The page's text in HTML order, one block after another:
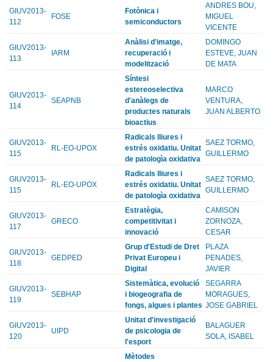
GIUV2013-
112
FOSE
Fotònica i
semiconductors
ANDRES BOU,
MIGUEL
VICENTE
GIUV2013-
113
IARM
Anàlisi d'imatge,
recuperació i
modelització
DOMINGO
ESTEVE, JUAN
DE MATA
GIUV2013-
114
SEAPNB
Síntesi
estereoselectiva
d'anàlegs de
productes naturals
bioactius
MARCO
VENTURA,
JUAN ALBERTO
GIUV2013-
115
RL-EO-UPOX
Radicals lliures i
estrés oxidatiu. Unitat
de patologìa oxidativa
SAEZ TORMO,
GUILLERMO
GIUV2013-
115
RL-EO-UPOX
Radicals lliures i
estrés oxidatiu. Unitat
de patologìa oxidativa
SAEZ TORMO,
GUILLERMO
GIUV2013-
117
GRECO
Estratègia,
competitivitat i
innovació
CAMISON
ZORNOZA,
CESAR
GIUV2013-
118
GEDPED
Grup d'Estudi de Dret
Privat Europeu i
Digital
PLAZA
PENADES,
JAVIER
GIUV2013-
119
SEBHAP
Sistemàtica, evolució
i biogeografia de
fongs, algues i plantes
SEGARRA
MORAGUES,
JOSE GABRIEL
GIUV2013-
120
UIPD
Unitat d'investigació
de psicologia de
l'esport
BALAGUER
SOLA, ISABEL
Mètodes